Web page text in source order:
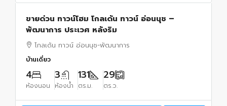
ขายด่วน ทาวน์โฮม โกลเด้น ทาวน์ อ่อนนุช –
พัฒนาการ ประเวศ หลังริม
โกลเด้น ทาวน์ อ่อนนุช-พัฒนาการ
บ้านเดี่ยว
4
ห้องนอน
3
ห้องน้ำ
131
ตร.ม.
29
ตร.ว.